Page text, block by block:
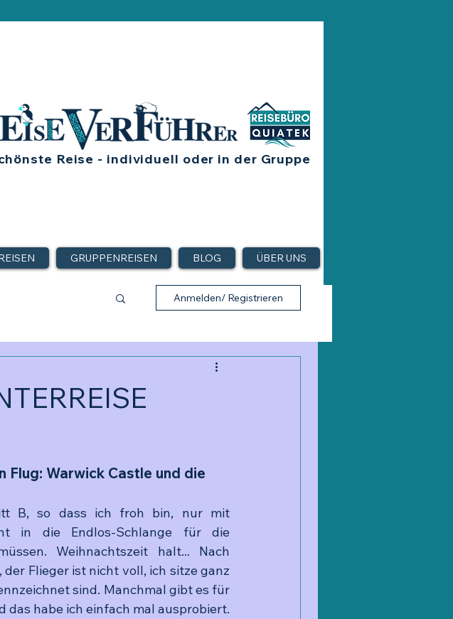
Reise - individuell oder in der Gruppe
GRUPPENREISEN BLOG ÜBER UNS
Anmelden/ Registrieren
Flug: Warwick Castle und die
B, so dass ich froh bin, nur mit
in die Endlos-Schlange für die
Weihnachtszeit halt... Nach
Flieger ist nicht voll, ich sitze ganz
sind. Manchmal gibt es für
habe ich einfach mal ausprobiert.